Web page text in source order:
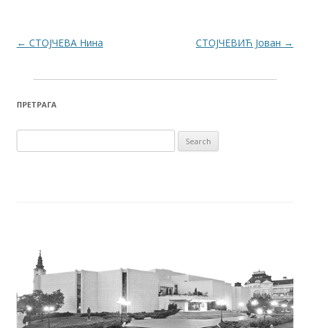
Post navigation
← СТОЈЧЕВА Нина СТОЈЧЕВИЋ Јован →
ПРЕТРАГА